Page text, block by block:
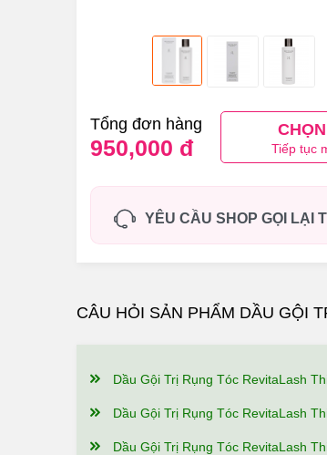
Tổng đơn hàng
950,000 đ Tiếp tục
YÊU CẦU SHOP GỌI LẠI
CÂU HỎI SẢN PHẨM DẦU GỘI
Dầu Gội Trị Rụng Tóc RevitaLash Thickening Shampoo
Dầu Gội Trị Rụng Tóc RevitaLash Thickening Shampoo
Dầu Gội Trị Rụng Tóc RevitaLash Thickening Shampoo Giá Bao